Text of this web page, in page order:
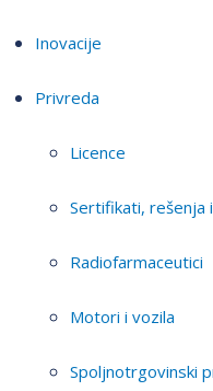
Inovacije
Privreda
Licence
Sertifikati, rešenja
Radiofarmaceutici
Motori i vozila
Spoljnotrgovinski